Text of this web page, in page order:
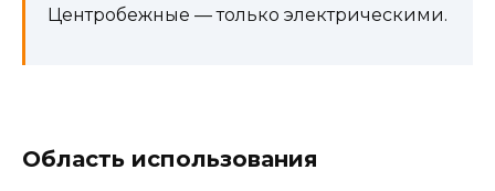
Центробежные — только электрическими.
Область использования